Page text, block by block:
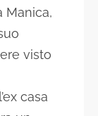
Manica,
visto
casa